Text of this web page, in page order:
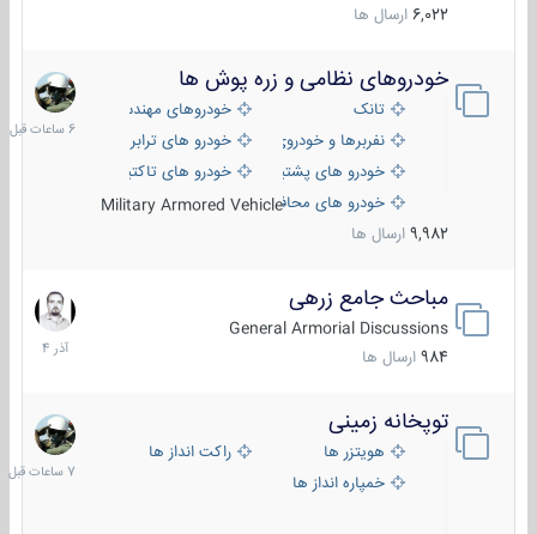
6,022 ارسال ها
خودروهای نظامی و زره پوش ها
تانک
خودروهای مهندسی
نفربرها و خودروی های رزمی پیاده نظام
خودرو های ترابری نظامی
خودرو های پشتیبانی آتش ، شناسایی و ضد تانک
خودرو های تاکتیکی نظامی
خودرو های محافظت شدهMilitary Armored Vehicle
9,982 ارسال ها
6
ساعات
قبل
مباحث جامع زرهی
General Armorial Discussions
984 ارسال ها
7
آذر
1404
توپخانه زمینی
هویتزر ها
راکت انداز ها
خمپاره انداز ها
7
ساعات
قبل